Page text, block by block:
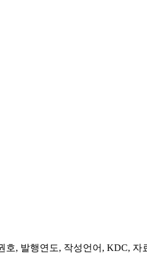
호, 발행연도, 작성언어, KDC, 자